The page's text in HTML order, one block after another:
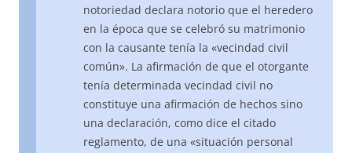
notoriedad declara notorio que el heredero
en la época que se celebró su matrimonio
con la causante tenía la «vecindad civil
común». La afirmación de que el otorgante
tenía determinada vecindad civil no
constituye una afirmación de hechos sino
una declaración, como dice el citado
reglamento, de una «situación personal